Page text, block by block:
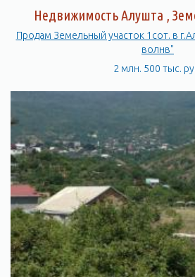
Недвижимость Алушта ,
Продам Земельный участок 1сот. в
волнв"
2 млн. 500 тыс.